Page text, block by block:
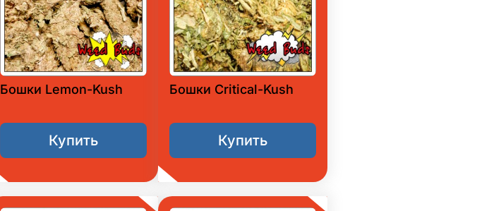
Бошки Lemon-Kush
Купить
Бошки Critical-Kush
Купить